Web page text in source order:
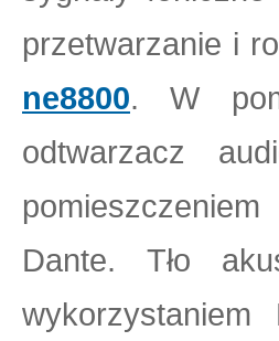
przetwarzanie i
ne8800. W
odtwarzacz
Dante. Tło
wykorzystaniem